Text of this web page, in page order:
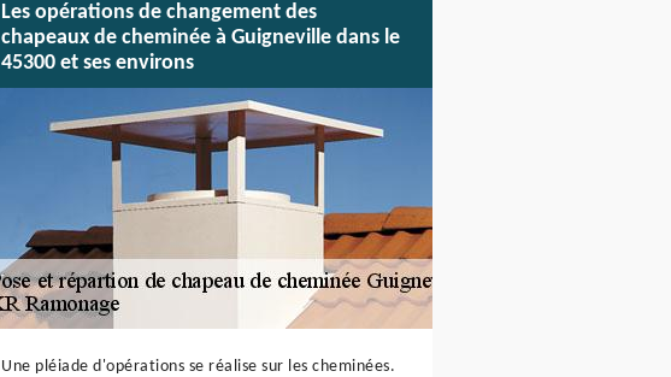
Les opérations de changement des
chapeaux de cheminée à Guigneville dans le
45300 et ses environs
Une pléiade d'opérations se réalise sur les cheminées.